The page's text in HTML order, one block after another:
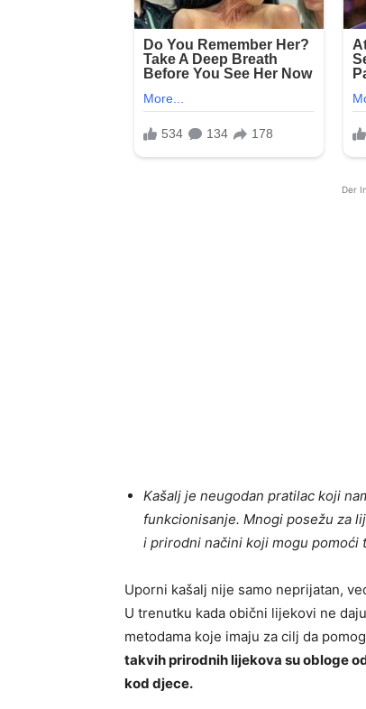
Der
Kašalj je neugodan pratilac koji
funkcionisanje. Mnogi posežu za
i prirodni načini koji mogu pomoći
Uporni kašalj nije samo neprijatan,
U trenutku kada obični lijekovi ne
metodama koje imaju za cilj da
takvih prirodnih lijekova su obloge
kod djece.